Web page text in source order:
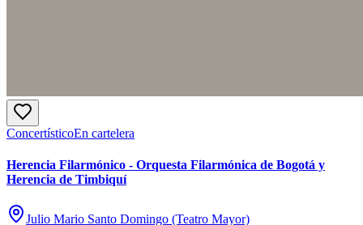
ConcertísticoEn cartelera
Herencia Filarmónico - Orquesta Filarmónica de Bogotá y
Herencia de Timbiquí
Julio Mario Santo Domingo (Teatro Mayor)